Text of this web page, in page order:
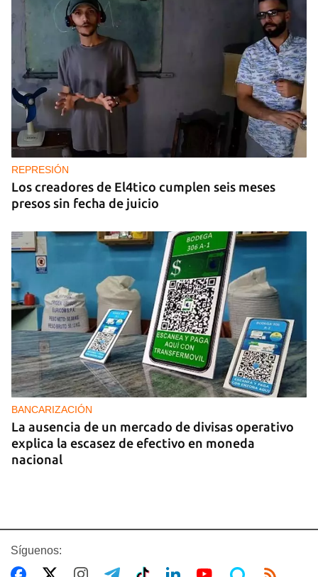
REPRESIÓN
Los creadores de El4tico cumplen seis meses
presos sin fecha de juicio
BANCARIZACIÓN
La ausencia de un mercado de divisas operativo
explica la escasez de efectivo en moneda
nacional
Síguenos: